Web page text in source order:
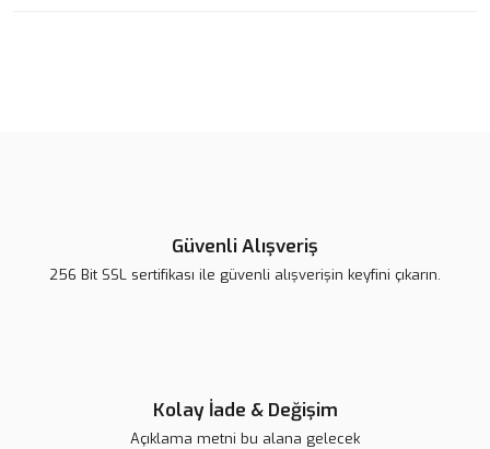
Güvenli Alışveriş
256 Bit SSL sertifikası ile güvenli alışverişin keyfini çıkarın.
Kolay İade & Değişim
Açıklama metni bu alana gelecek